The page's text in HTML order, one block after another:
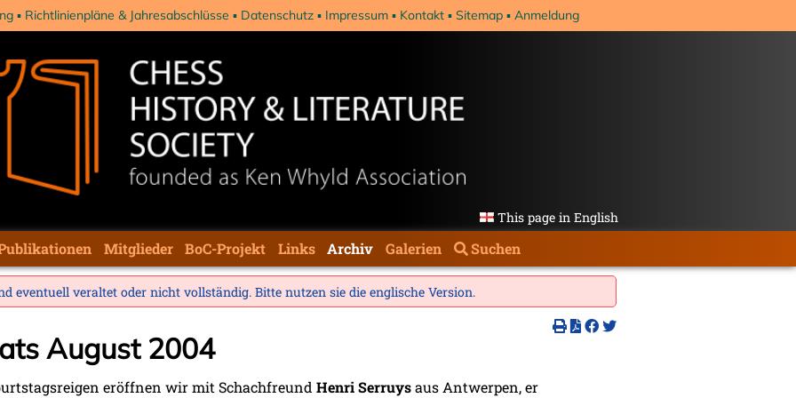
Richtlinienpläne & Jahresabschlüsse Datenschutz Impressum Kontakt Sitemap Anmeldung
This page in English
Mitglieder BoC-Projekt Links Archiv Galerien Suchen
eventuell veraltet oder nicht vollständig. Bitte nutzen sie die englische Version.
August 2004
eröffnen wir mit Schachfreund Henri Serruysaus Antwerpen, er